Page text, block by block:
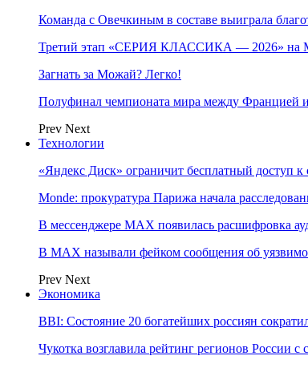
Команда с Овечкиным в составе выиграла
Третий этап «СЕРИЯ КЛАССИКА — 2026» на
Загнать за Можай? Легко!
Полуфинал чемпионата мира между Францией
Prev Next
Технологии
«Яндекс Диск» ограничит бесплатный доступ
Monde: прокуратура Парижа начала
В мессенджере MAX появилась расшифровка
В МAX называли фейком сообщения об
Prev Next
Экономика
BBI: Состояние 20 богатейших россиян
Чукотка возглавила рейтинг регионов России